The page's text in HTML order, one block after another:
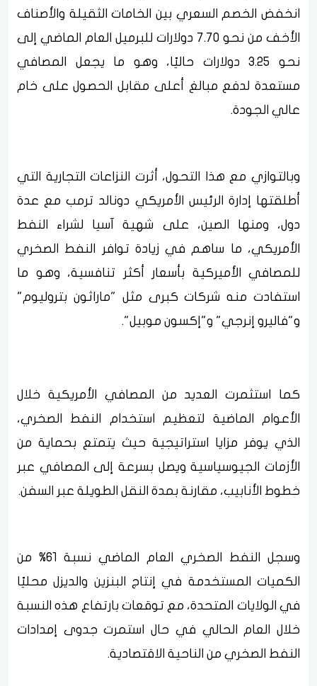
انخفض الخصم السعري بين الخامات الثقيلة والأصناف
الأخف من نحو 7.70 دولارات للبرميل العام الماضي إلى
نحو 3.25 دولارات حاليًا، وهو ما يجعل المصافي
مستعدة لدفع مبالغ أعلى مقابل الحصول على خام
عالي الجودة.
وبالتوازي مع هذا التحول، أثرت النزاعات التجارية التي
أطلقتها إدارة الرئيس الأمريكي دونالد ترمب مع عدة
دول، ومنها الصين، على شهية آسيا لشراء النفط
الأمريكي، ما ساهم في زيادة توافر النفط الصخري
للمصافي الأميركية بأسعار أكثر تنافسية، وهو ما
استفادت منه شركات كبرى مثل "ماراثون بتروليوم"
و"فاليرو إنرجي" و"إكسون موبيل".
كما استثمرت العديد من المصافي الأمريكية خلال
الأعوام الماضية لتعظيم استخدام النفط الصخري،
الذي يوفر مزايا استراتيجية حيث يتمتع بحماية من
الأزمات الجيوسياسية ويصل بسرعة إلى المصافي عبر
خطوط الأنابيب، مقارنة بمدة النقل الطويلة عبر السفن.
وسجل النفط الصخري العام الماضي نسبة 61% من
الكميات المستخدمة في إنتاج البنزين والديزل محليًا
في الولايات المتحدة، مع توقعات بارتفاع هذه النسبة
خلال العام الحالي في حال استمرت جدوى إمدادات
النفط الصخري من الناحية الاقتصادية.